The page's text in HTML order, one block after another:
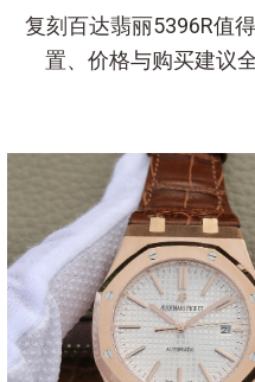
复刻百达翡丽5396R值
置、价格与购买建议